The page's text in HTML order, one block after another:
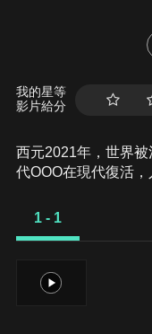
我的星等
影片給分
西元2021年，世界
代OOO在現代復活
藤慎太郎、伊達明、
1 - 1
1